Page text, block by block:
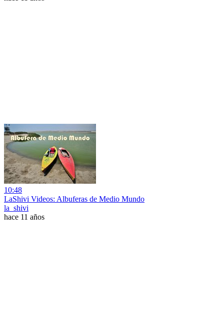
10:48
LaShivi Videos: Albuferas de Medio Mundo
la_shivi
hace 11 años